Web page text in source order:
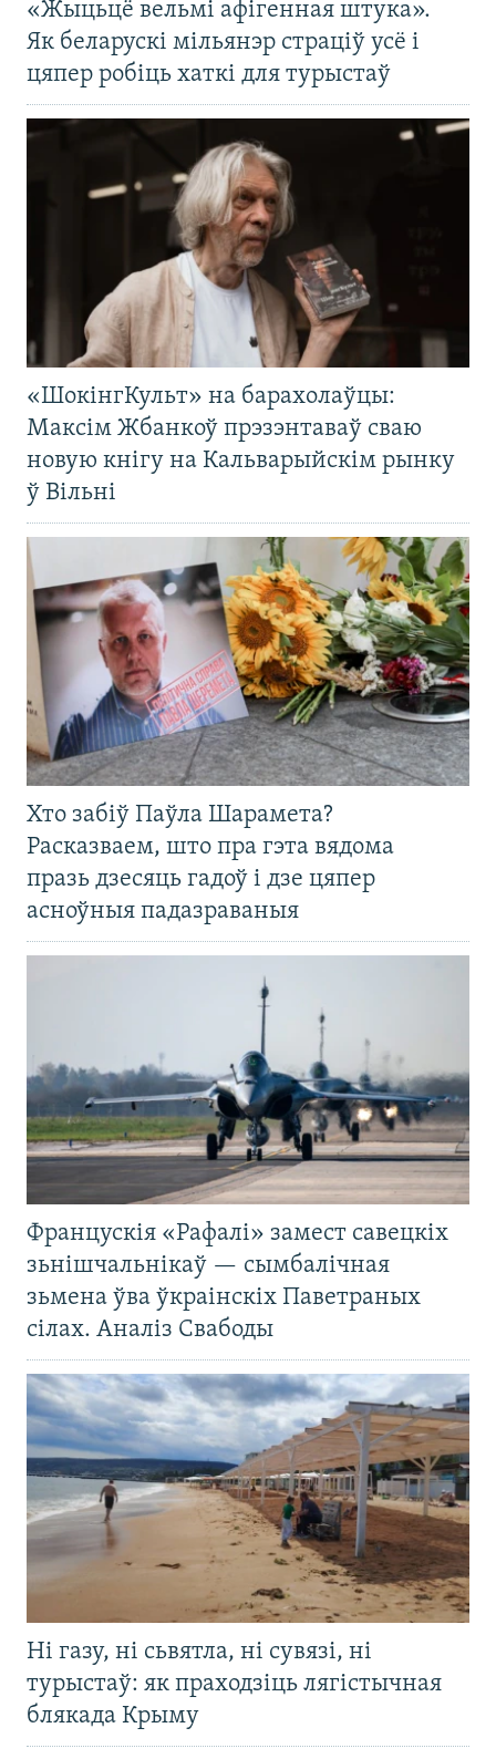
«Жыцьцё вельмі афігенная штука».
Як беларускі мільянэр страціў усё і
цяпер робіць хаткі для турыстаў
«ШокінгКульт» на барахолаўцы:
Максім Жбанкоў прэзэнтаваў сваю
новую кнігу на Кальварыйскім рынку
ў Вільні
Хто забіў Паўла Шарамета?
Расказваем, што пра гэта вядома
празь дзесяць гадоў і дзе цяпер
асноўныя падазраваныя
Францускія «Рафалі» замест савецкіх
зьнішчальнікаў — сымбалічная
зьмена ўва ўкраінскіх Паветраных
сілах. Аналіз Свабоды
Ні газу, ні сьвятла, ні сувязі, ні
турыстаў: як праходзіць лягістычная
блякада Крыму